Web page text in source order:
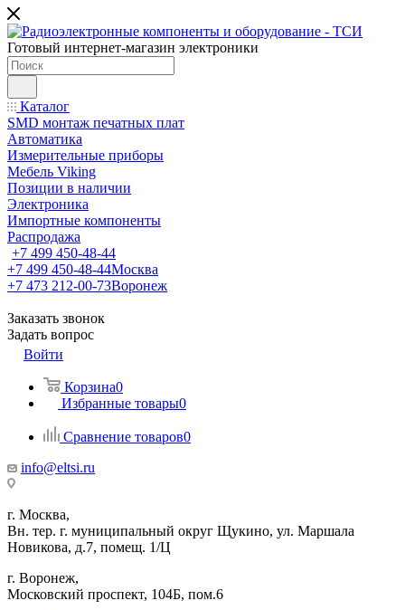
Готовый интернет-магазин электроники
Каталог
SMD монтаж печатных плат
Автоматика
Измерительные приборы
Мебель Viking
Позиции в наличии
Электроника
Импортные компоненты
Распродажа
+7 499 450-48-44
+7 499 450-48-44Москва
+7 473 212-00-73Воронеж
Заказать звонок
Задать вопрос
Войти
Корзина0
Избранные товары0
Сравнение товаров0
info@eltsi.ru
г. Москва,
Вн. тер. г. муниципальный округ Щукино, ул. Маршала
Новикова, д.7, помещ. 1/Ц
г. Воронеж,
​Московский проспект, 104Б, пом.6